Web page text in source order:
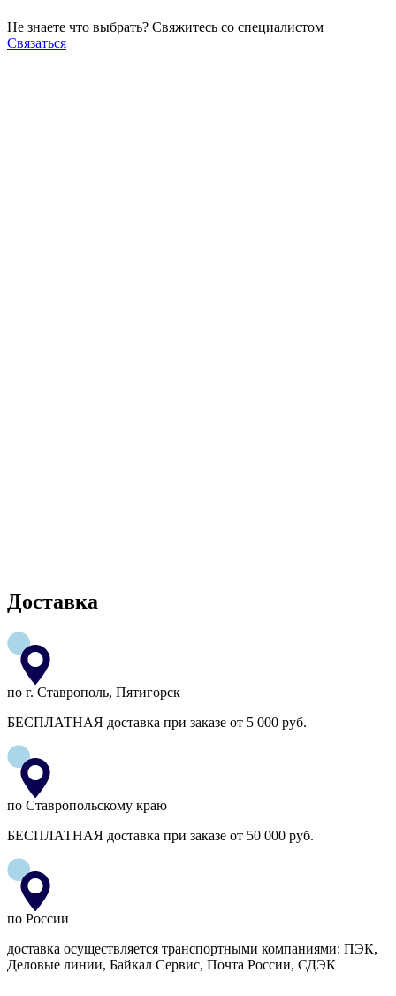
Не знаете что выбрать? Свяжитесь со специалистом
Связаться
Доставка
по г. Ставрополь, Пятигорск
БЕСПЛАТНАЯ доставка при заказе от 5 000 руб.
по Ставропольскому краю
БЕСПЛАТНАЯ доставка при заказе от 50 000 руб.
по России
доставка осуществляется транспортными компаниями: ПЭК,
Деловые линии, Байкал Сервис, Почта России, СДЭК